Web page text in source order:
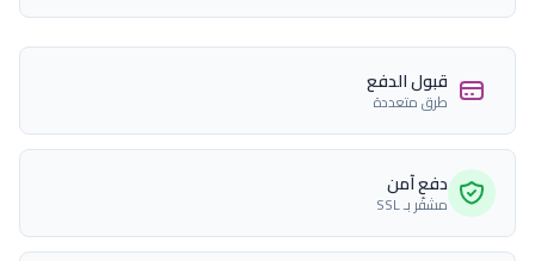
قبول الدفع
طرق متعددة
دفع آمن
مشفّر بـ SSL